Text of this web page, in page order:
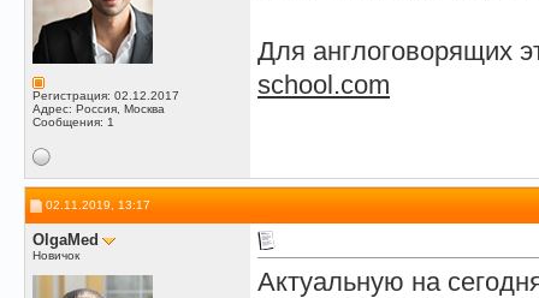
Регистрация: 02.12.2017
Адрес: Россия, Москва
Сообщения: 1
Для англоговорящих
school.com
02.11.2019, 13:17
OlgaMed
Новичок
Актуальную на